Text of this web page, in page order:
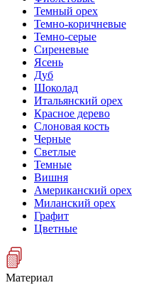
Темный орех
Темно-коричневые
Темно-серые
Сиреневые
Ясень
Дуб
Шоколад
Итальянский орех
Красное дерево
Слоновая кость
Черные
Светлые
Темные
Вишня
Американский орех
Миланский орех
Графит
Цветные
Материал